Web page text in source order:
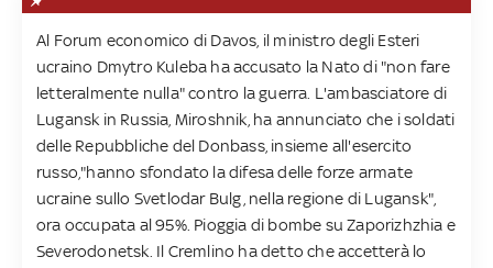
Al Forum economico di Davos, il ministro degli Esteri
ucraino Dmytro Kuleba ha accusato la Nato di "non fare
letteralmente nulla" contro la guerra. L'ambasciatore di
Lugansk in Russia, Miroshnik, ha annunciato che i soldati
delle Repubbliche del Donbass, insieme all'esercito
russo,"hanno sfondato la difesa delle forze armate
ucraine sullo Svetlodar Bulg, nella regione di Lugansk",
ora occupata al 95%. Pioggia di bombe su Zaporizhzhia e
Severodonetsk. Il Cremlino ha detto che accetterà lo